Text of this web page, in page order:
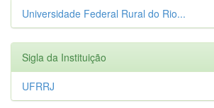
Universidade Federal Rural do Rio...
Sigla da Instituição
UFRRJ